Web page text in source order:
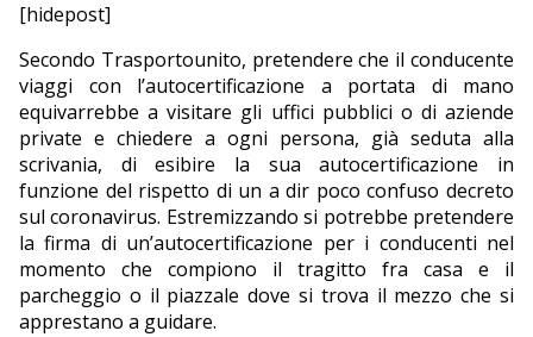
[hidepost]
Secondo Trasportounito, pretendere che il conducente
viaggi con l’autocertificazione a portata di mano
equivarrebbe a visitare gli uffici pubblici o di aziende
private e chiedere a ogni persona, già seduta alla
scrivania, di esibire la sua autocertificazione in
funzione del rispetto di un a dir poco confuso decreto
sul coronavirus. Estremizzando si potrebbe pretendere
la firma di un’autocertificazione per i conducenti nel
momento che compiono il tragitto fra casa e il
parcheggio o il piazzale dove si trova il mezzo che si
apprestano a guidare.